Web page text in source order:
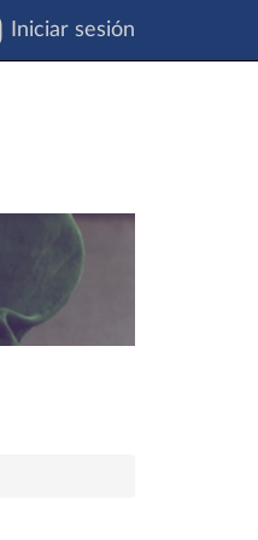
Iniciar sesión